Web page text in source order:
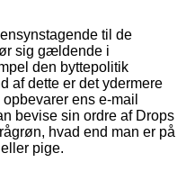
til de
sig gældende i
den byttepolitik
af dette er det ydermere
ens e-mail
bevise sin ordre af Drops
hvad end man er på
pige.